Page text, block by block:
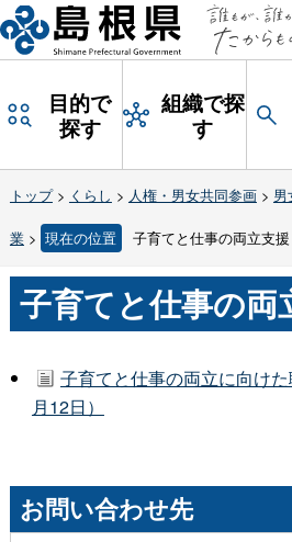
目的で
探す
組織で探
す
トップ> くらし > 人権・男女共同参画> 男
業> 現在の位置 子育てと仕事の両立支援
子育てと仕事の両
子育てと仕事の両立に向け
月12日）
お問い合わせ先